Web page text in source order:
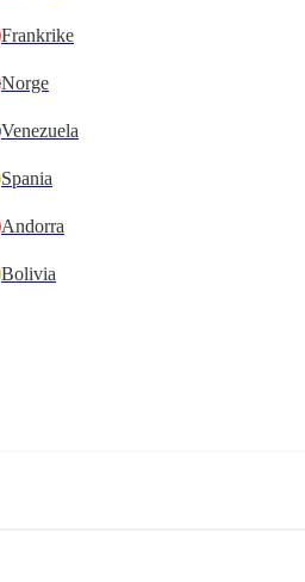
Frankrike
Norge
Venezuela
Spania
Andorra
Bolivia